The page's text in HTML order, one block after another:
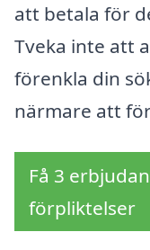
att betala för
Tveka inte att
förenkla din
närmare att
Få 3
förpliktelser